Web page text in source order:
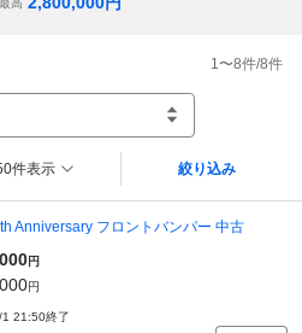
1 〜8件/8件
件表示 絞り込み
Anniversary フロントバンパー 中古
円
円
1 21:50終了